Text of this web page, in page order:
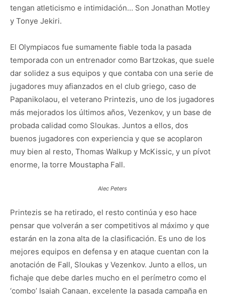
tengan atleticismo e intimidación… Son Jonathan Motley
y Tonye Jekiri.
El Olympiacos fue sumamente fiable toda la pasada
temporada con un entrenador como Bartzokas, que suele
dar solidez a sus equipos y que contaba con una serie de
jugadores muy afianzados en el club griego, caso de
Papanikolaou, el veterano Printezis, uno de los jugadores
más mejorados los últimos años, Vezenkov, y un base de
probada calidad como Sloukas. Juntos a ellos, dos
buenos jugadores con experiencia y que se acoplaron
muy bien al resto, Thomas Walkup y McKissic, y un pívot
enorme, la torre Moustapha Fall.
Alec Peters
Printezis se ha retirado, el resto continúa y eso hace
pensar que volverán a ser competitivos al máximo y que
estarán en la zona alta de la clasificación. Es uno de los
mejores equipos en defensa y en ataque cuentan con la
anotación de Fall, Sloukas y Vezenkov. Junto a ellos, un
fichaje que debe darles mucho en el perímetro como el
‘combo’ Isaiah Canaan, excelente la pasada campaña en